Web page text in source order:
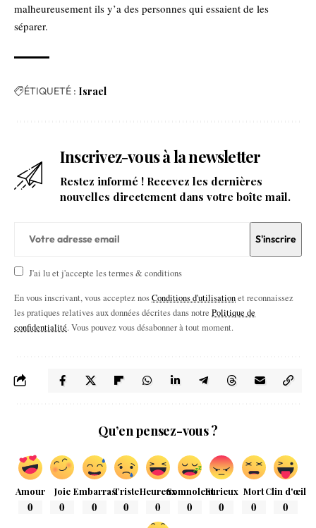
malheureusement ils y’a des personnes qui essaient de les
séparer.
ÉTIQUETÉ : Israel
Inscrivez-vous à la newsletter
Restez informé ! Recevez les dernières
nouvelles directement dans votre boîte mail.
J'ai lu et j'accepte les termes & conditions
En vous inscrivant, vous acceptez nosConditions d'utilisationet reconnaissez
les pratiques relatives aux données décrites dans notre Politique de
confidentialité. Vous pouvez vous désabonner à tout moment.
Qu’en pensez-vous ?
Amour
0
Joie
0
Embarras
0
Triste
0
Heureux
0
Somnolent
0
Furieux
0
Mort
0
Clin d'œil
0